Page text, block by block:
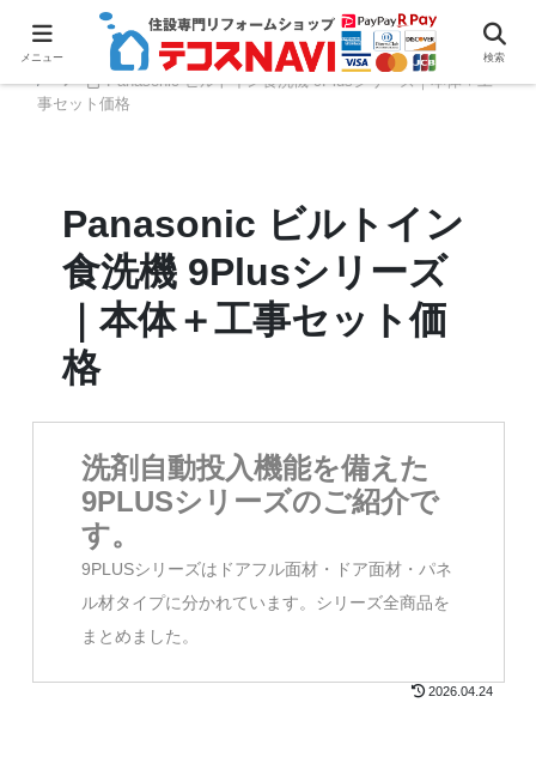
ホーム
ビルトイン食洗機
パナソニックビルトイン食洗機TOP
Panasonic ビルトイン食洗機 9Plusシリーズ｜本体＋工
事セット価格
Panasonic ビルトイン
食洗機 9Plusシリーズ
｜本体＋工事セット価
格
洗剤自動投入機能を備えた
9PLUSシリーズのご紹介で
す。
9PLUSシリーズはドアフル面材・ドア面材・パネ
ル材タイプに分かれています。シリーズ全商品を
まとめました。
2026.04.24
メニュー 検索